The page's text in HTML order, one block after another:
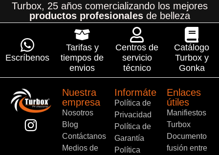
Turbox, 25 años comercializando los mejores
productos profesionalesde belleza
Escríbenos
Tarifas y
tiempos de
envios
Centros de
servicio
técnico
Catálogo
Turbox y
Gonka
Nuestra
empresa
Nosotros
Blog
Contáctanos
Medios de
Informáte
Política de
Privacidad
Política de
Garantía
Política
Enlaces
útiles
Manifiestos
Turbox
Documento
fusión entre